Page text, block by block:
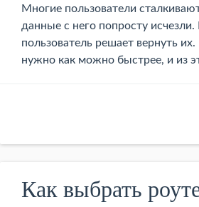
Многие пользователи
данные с него попросту
пользователь решает вернуть
нужно как можно быстрее, и из
Как выбрать